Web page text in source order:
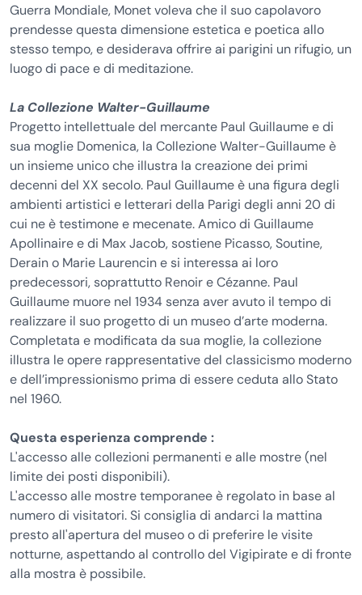
Guerra Mondiale, Monet voleva che il suo capolavoro
prendesse questa dimensione estetica e poetica allo
stesso tempo, e desiderava offrire ai parigini un rifugio, un
luogo di pace e di meditazione.
La Collezione Walter-Guillaume
Progetto intellettuale del mercante Paul Guillaume e di
sua moglie Domenica, la Collezione Walter-Guillaume è
un insieme unico che illustra la creazione dei primi
decenni del XX secolo. Paul Guillaume è una figura degli
ambienti artistici e letterari della Parigi degli anni 20 di
cui ne è testimone e mecenate. Amico di Guillaume
Apollinaire e di Max Jacob, sostiene Picasso, Soutine,
Derain o Marie Laurencin e si interessa ai loro
predecessori, soprattutto Renoir e Cézanne. Paul
Guillaume muore nel 1934 senza aver avuto il tempo di
realizzare il suo progetto di un museo d’arte moderna.
Completata e modificata da sua moglie, la collezione
illustra le opere rappresentative del classicismo moderno
e dell’impressionismo prima di essere ceduta allo Stato
nel 1960.
Questa esperienza comprende :
L'accesso alle collezioni permanenti e alle mostre (nel
limite dei posti disponibili).
L'accesso alle mostre temporanee è regolato in base al
numero di visitatori. Si consiglia di andarci la mattina
presto all'apertura del museo o di preferire le visite
notturne, aspettando al controllo del Vigipirate e di fronte
alla mostra è possibile.